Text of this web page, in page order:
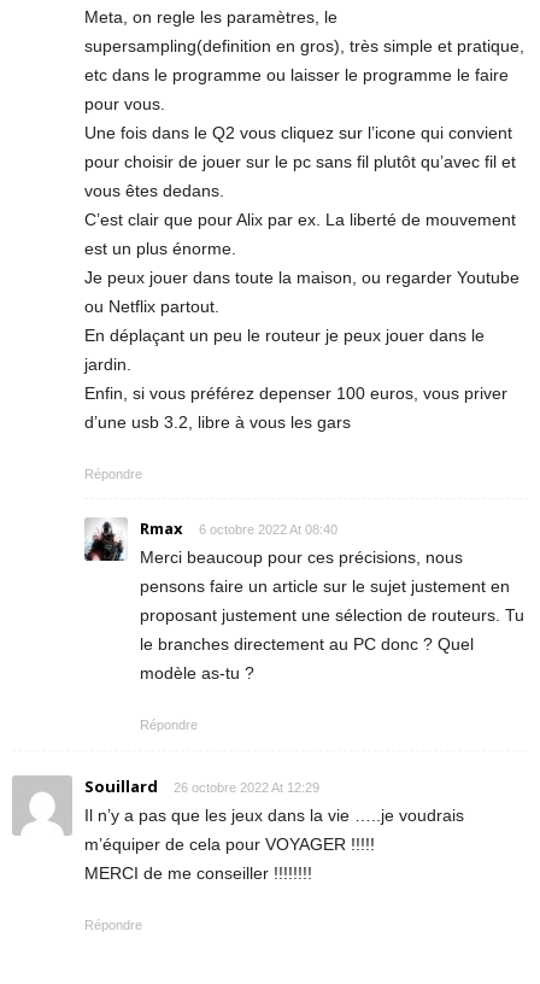
Meta, on regle les paramètres, le
supersampling(definition en gros), très simple et pratique,
etc dans le programme ou laisser le programme le faire
pour vous.
Une fois dans le Q2 vous cliquez sur l’icone qui convient
pour choisir de jouer sur le pc sans fil plutôt qu’avec fil et
vous êtes dedans.
C’est clair que pour Alix par ex. La liberté de mouvement
est un plus énorme.
Je peux jouer dans toute la maison, ou regarder Youtube
ou Netflix partout.
En déplaçant un peu le routeur je peux jouer dans le
jardin.
Enfin, si vous préférez depenser 100 euros, vous priver
d’une usb 3.2, libre à vous les gars
Répondre
Rmax 6 octobre 2022 At 08:40
Merci beaucoup pour ces précisions, nous
pensons faire un article sur le sujet justement en
proposant justement une sélection de routeurs. Tu
le branches directement au PC donc ? Quel
modèle as-tu ?
Répondre
Souillard 26 octobre 2022 At 12:29
Il n’y a pas que les jeux dans la vie …..je voudrais
m’équiper de cela pour VOYAGER !!!!!
MERCI de me conseiller !!!!!!!!
Répondre